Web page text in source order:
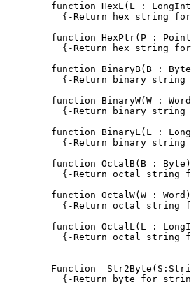
function HexL(L :
{-Return hex string
function HexPtr(P :
{-Return hex string
function BinaryB(B :
{-Return binary string
function BinaryW(W :
{-Return binary string
function BinaryL(L :
{-Return binary string
function OctalB(B :
{-Return octal string
function OctalW(W :
{-Return octal string
function OctalL(L :
{-Return octal string
Function
{-Return byte for